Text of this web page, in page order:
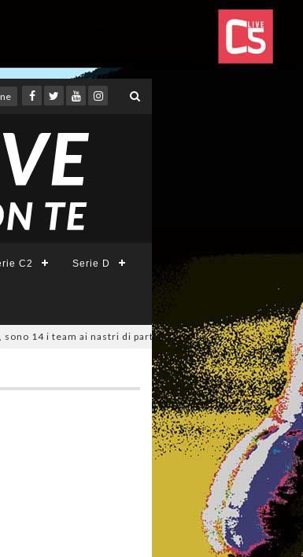
C2 Serie D
i team ai nastri di partenza: l'elenco delle partecipanti